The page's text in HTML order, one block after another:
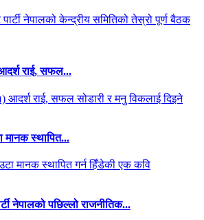
राई, सफल...
मानक स्थापित...
नेपालको पछिल्लो राजनीतिक...